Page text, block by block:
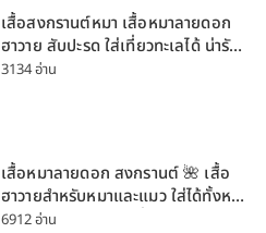
เสื้อสงกรานต์หมา เสื้อหมาลายดอก
ฮาวาย สับปะรด ใส่เที่ยวทะเลได้ น่ารัก
ใส่ได้ทั้งหมาเล็กและหมาใหญ่
3134 อ่าน
เสื้อหมาลายดอก สงกรานต์ 🌺 เสื้อ
ฮาวายสำหรับหมาและแมว ใส่ได้ทั้งหมา
เล็กและหมาใหญ่ ใส่เที่ยวทะเลน่ารัก
6912 อ่าน